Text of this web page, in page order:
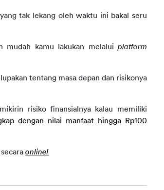
tak lekang oleh waktu ini bakal seru
mudah kamu lakukan melalui platform
tentang masa depan dan risikonya
dengan nilai manfaat hingga Rp100
online!